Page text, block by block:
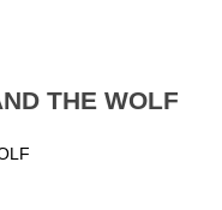
THE WOLF